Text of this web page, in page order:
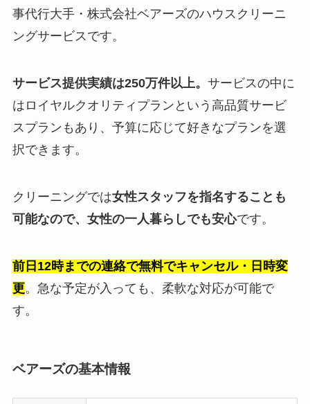
事代行大手・株式会社ベアーズのハウスクリーニ
ングサービスです。
サービス提供実績は250万件以上。 サービスの中に
はロイヤルクオリティプランという高品質サービ
スプランもあり、予算に応じて好きなプランを選
択できます。
クリーニングでは女性スタッフを指名することも
可能なので、女性の一人暮らしでも安心です。
前日12時までの連絡で無料でキャンセル・日時変
更。急な予定が入っても、柔軟な対応が可能で
す。
ベアーズの基本情報